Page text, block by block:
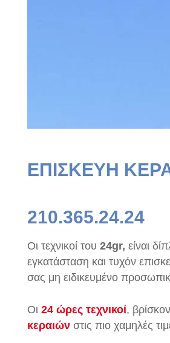
ΕΠΙΣΚΕΥΗ
210.365.24.24
Οι τεχνικοί του 24gr, είναι
εγκατάσταση και τυχόν
σας μη ειδικευμένο
Οι 24 ώρες τεχνικοί,
κεραιών στις πιο χαμηλές